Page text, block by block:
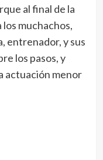
al final de la
muchachos,
entrenador, y sus
los pasos, y
actuación menor